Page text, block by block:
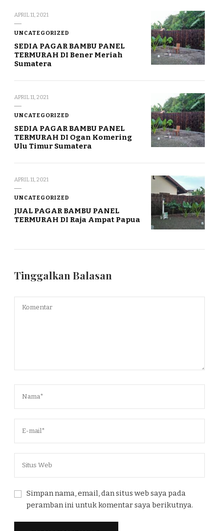
APRIL 11, 2021
UNCATEGORIZED
SEDIA PAGAR BAMBU PANEL
TERMURAH DI Bener Meriah
Sumatera
APRIL 11, 2021
UNCATEGORIZED
SEDIA PAGAR BAMBU PANEL
TERMURAH DI Ogan Komering
Ulu Timur Sumatera
APRIL 11, 2021
UNCATEGORIZED
JUAL PAGAR BAMBU PANEL
TERMURAH DI Raja Ampat Papua
Tinggalkan Balasan
Simpan nama, email, dan situs web saya pada
peramban ini untuk komentar saya berikutnya.